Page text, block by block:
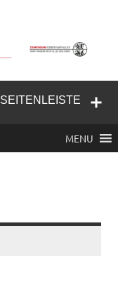
SEITENLEISTE
MENU